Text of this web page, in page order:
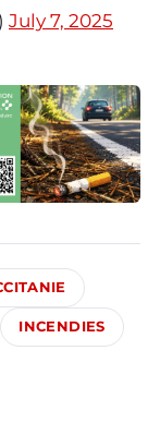
July 7, 2025
INCENDIES